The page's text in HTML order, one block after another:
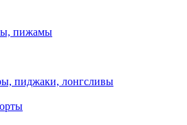
пижамы
пиджаки, лонгсливы